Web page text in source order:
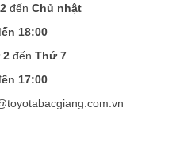
đến Chủ nhật
18:00
2 đến Thứ 7
17:00